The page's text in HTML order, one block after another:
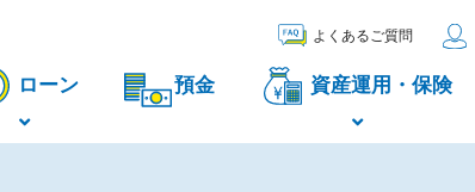
ローン 預金 資産運用・保険
よくあるご質問